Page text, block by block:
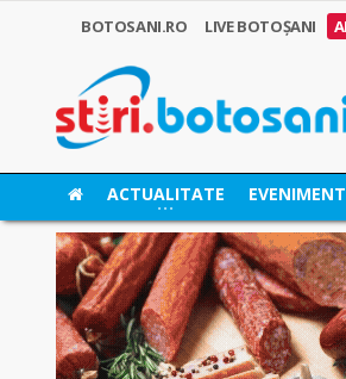
BOTOSANI.RO LIVE BOTOȘANI
ACTUALITATE EVENIMENT